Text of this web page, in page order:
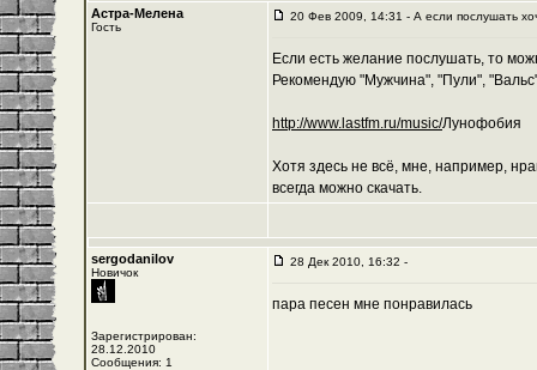
Астра-Мелена
Гость
20 Фев 2009, 14:31 - А если послушать
Если есть желание послушать, то
Рекомендую "Мужчина", "Пули",
http://www.lastfm.ru/music/Лунофобия
Хотя здесь не всё, мне, например,
всегда можно скачать.
sergodanilov
Новичок
Зарегистрирован:
28.12.2010
Сообщения: 1
28 Дек 2010, 16:32 -
пара пеcен мне понравилась